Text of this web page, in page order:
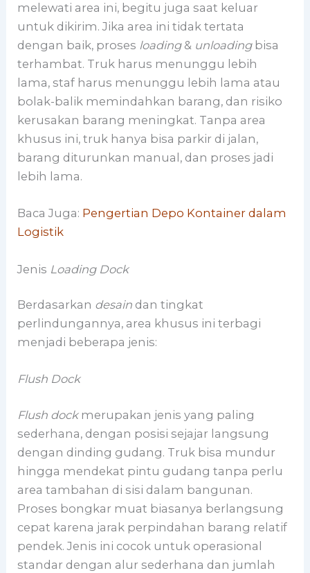
melewati area ini, begitu juga saat keluar
untuk dikirim. Jika area ini tidak tertata
dengan baik, proses loading& unloadingbisa
terhambat. Truk harus menunggu lebih
lama, staf harus menunggu lebih lama atau
bolak-balik memindahkan barang, dan risiko
kerusakan barang meningkat. Tanpa area
khusus ini, truk hanya bisa parkir di jalan,
barang diturunkan manual, dan proses jadi
lebih lama.
Baca Juga: Pengertian Depo Kontainer dalam
Logistik
Jenis Loading Dock
Berdasarkan desain dan tingkat
perlindungannya, area khusus ini terbagi
menjadi beberapa jenis:
Flush Dock
Flush dockmerupakan jenis yang paling
sederhana, dengan posisi sejajar langsung
dengan dinding gudang. Truk bisa mundur
hingga mendekat pintu gudang tanpa perlu
area tambahan di sisi dalam bangunan.
Proses bongkar muat biasanya berlangsung
cepat karena jarak perpindahan barang relatif
pendek. Jenis ini cocok untuk operasional
standar dengan alur sederhana dan jumlah